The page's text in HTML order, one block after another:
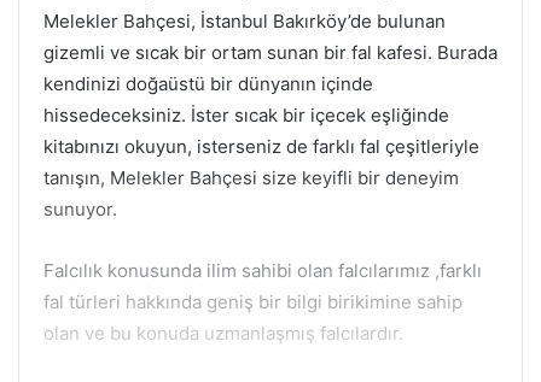
Melekler Bahçesi, İstanbul Bakırköy’de bulunan
gizemli ve sıcak bir ortam sunan bir fal kafesi. Burada
kendinizi doğaüstü bir dünyanın içinde
hissedeceksiniz. İster sıcak bir içecek eşliğinde
kitabınızı okuyun, isterseniz de farklı fal çeşitleriyle
tanışın, Melekler Bahçesi size keyifli bir deneyim
sunuyor.
Falcılık konusunda ilim sahibi olan falcılarımız ,farklı
fal türleri hakkında geniş bir bilgi birikimine sahip
olan ve bu konuda uzmanlaşmış falcılardır.